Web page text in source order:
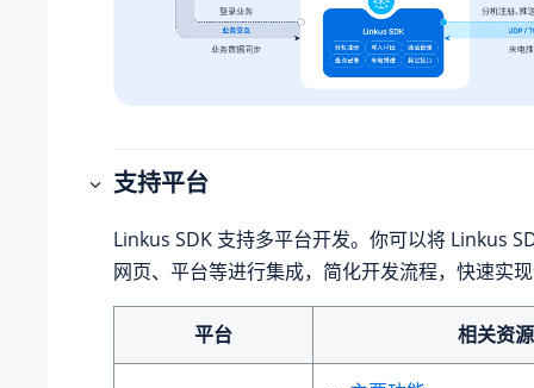
支持平台
Linkus SDK 支持多平台开发。你可以将 Linkus
网页、平台等进行集成，简化开发流程，快速实
平台 相关资源